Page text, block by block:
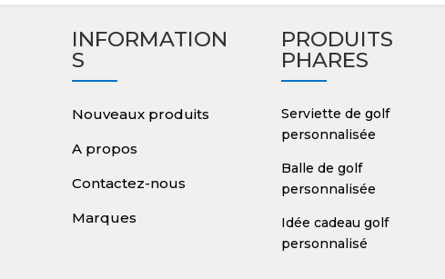
INFORMATION
S
Nouveaux produits
A propos
Contactez-nous
Marques
PRODUITS
PHARES
Serviette de golf
personnalisée
Balle de golf
personnalisée
Idée cadeau golf
personnalisé